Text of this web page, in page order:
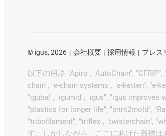
© igus, 2026 会社概要 採用情報 プレス
以下の用語 "Apiro", "AutoChain",
chain", "e-chain systems", "e-ketten", "e-
"igubal", "igumid", "igus", "igus improves
"plastics for longer life", "print2mold",
"tribofilament", "triflex", "twisterchain",
す。しかしながら、ここにあげた商標